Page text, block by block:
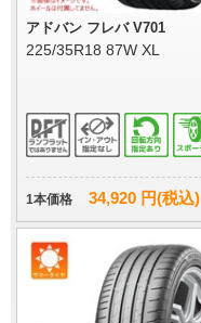
アドバン フレバ V701
225/35R18 87W XL
1本価格 34,920 円(税込)